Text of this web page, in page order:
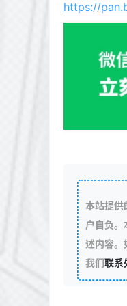
https://
本站提供
户自负。
述内容。
我们联系